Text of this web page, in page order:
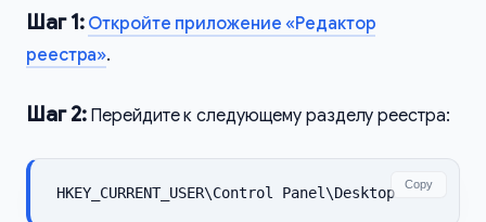
Шаг 1: Откройте приложение «Редактор
реестра».
Шаг 2: Перейдите к следующему разделу реестра:
HKEY_CURRENT_USER\Control Panel\Desktop Copy